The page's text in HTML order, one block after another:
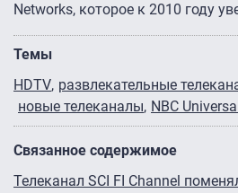
Networks, которое к 2010 году
Темы
HDTV развлекательные
новые телеканалы NBC Universal
Связанное содержимое
Телеканал SCI FI Channel